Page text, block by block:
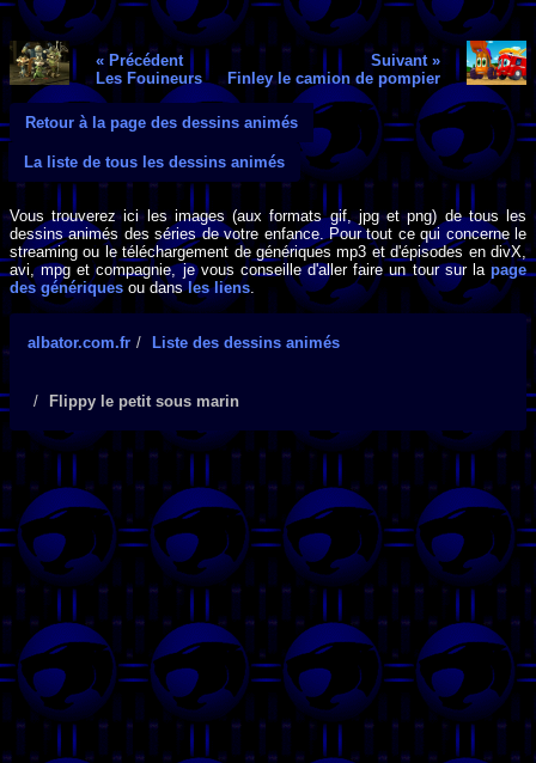
« Précédent
Les Fouineurs
Suivant »
Finley le camion de pompier
Retour à la page des dessins animés
La liste de tous les dessins animés
Vous trouverez ici les images (aux formats gif, jpg et png) de tous les
dessins animés des séries de votre enfance. Pour tout ce qui concerne le
streaming ou le téléchargement de génériques mp3 et d'épisodes en divX,
avi, mpg et compagnie, je vous conseille d'aller faire un tour sur la page
des génériques ou dansles liens.
albator.com.fr Liste des dessins animés
Flippy le petit sous marin